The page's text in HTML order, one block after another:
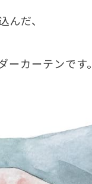
んだ、
カーテンです。